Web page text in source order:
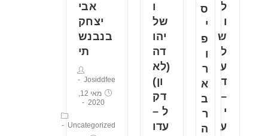
ל
ו
ש
ל
ע
ד
–
י
ע
ס
י
פ
ו
ר
א
ב
ר
ה
ו
של
יהו
דה
(לא
ון)
דק
ל –
עדו
אבי
יצחק
בנבנש
תי
Josiddfee
מאי 12,
2020
Uncategorized